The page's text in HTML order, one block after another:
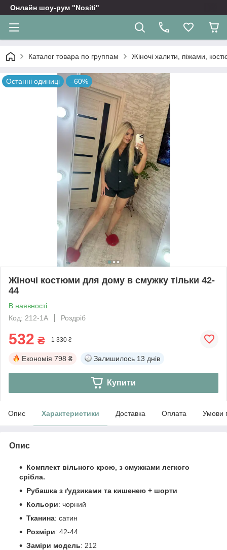
Онлайн шоу-рум "Nositi"
Каталог товара по группам Жіночі халити, піжами,
Останні одиниці –60%
Жіночі костюми для дому в смужку тільки 42-
44
В наявності
Код: 212-1А
Роздріб
532 ₴ 1 330 ₴
Економія 798 ₴ Залишилось 13 днів
Купити
Опис Характеристики Доставка Оплата Умови
Опис
Комплект вільного крою, з смужками легкого
срібла.
Рубашка з ґудзиками та кишенею + шорти
Кольори: чорний
Тканина: сатин
Розміри: 42-44
Заміри модель: 212